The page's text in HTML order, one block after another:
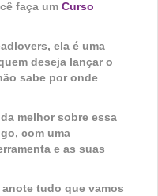
faça um Curso
ela é uma
deseja lançar o
sabe por onde
melhor sobre essa
com uma
e as suas
tudo que vamos